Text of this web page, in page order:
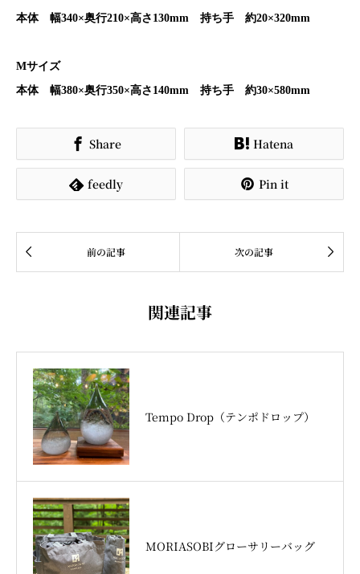
本体 幅340×奥行210×高さ130mm 持ち手 約20×320mm
Mサイズ
本体 幅380×奥行350×高さ140mm 持ち手 約30×580mm
 Share  Hatena
 feedly  Pin it
 前の記事 次の記事 
関連記事
Tempo Drop（テンポドロップ）
MORIASOBIグローサリーバッグ